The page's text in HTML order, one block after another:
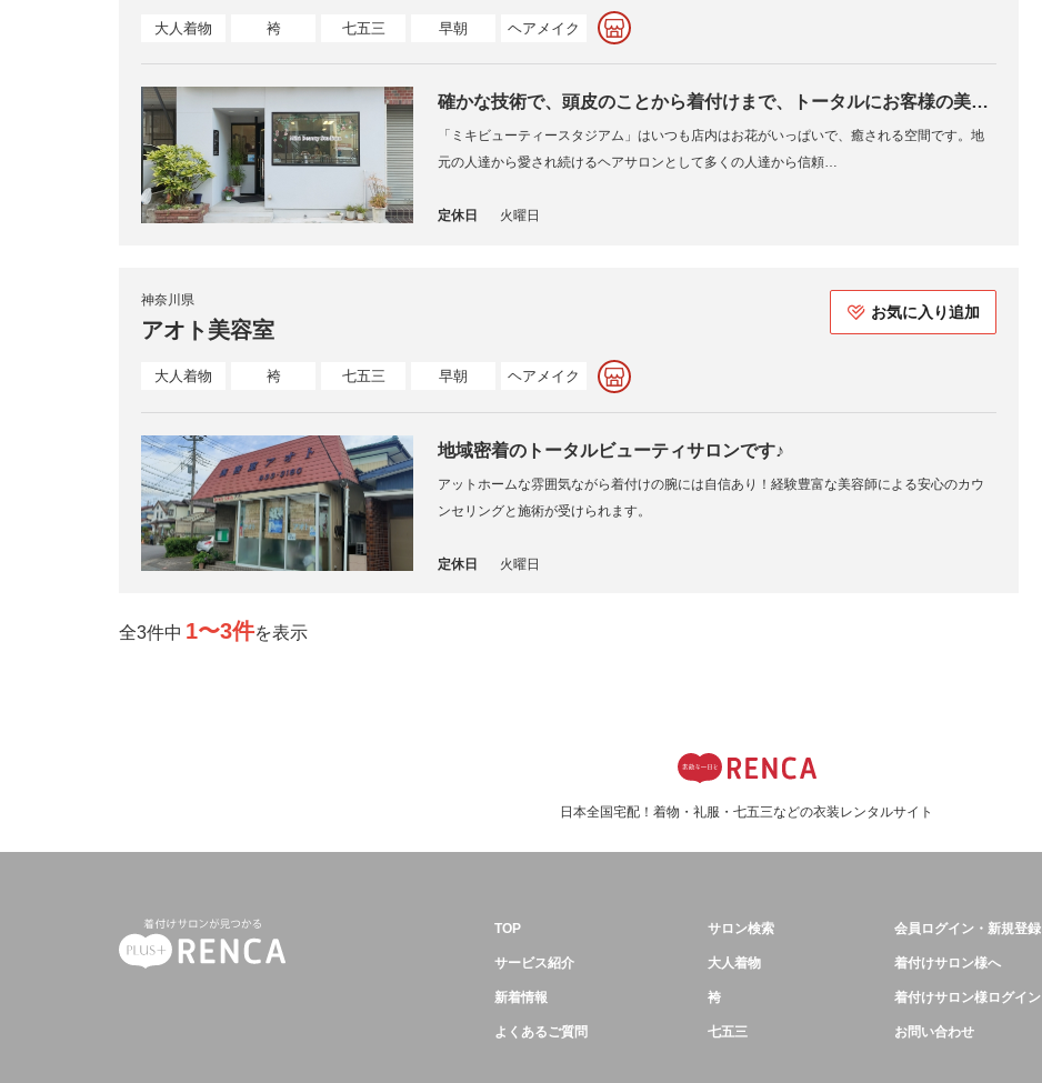
大人着物 袴 七五三 早朝 ヘアメイク
確かな技術で、頭皮のことから着付けまで、トータルにお客様の美の
お手伝いをさせていただきます。
「ミキビューティースタジアム」はいつも店内はお花がいっぱいで、癒される空間です。地
元の人達から愛され続けるヘアサロンとして多くの人達から信頼…
定休日 火曜日
神奈川県
アオト美容室
お気に入り追加
大人着物 袴 七五三 早朝 ヘアメイク
地域密着のトータルビューティサロンです♪
アットホームな雰囲気ながら着付けの腕には自信あり！経験豊富な美容師による安心のカウ
ンセリングと施術が受けられます。
定休日 火曜日
全3件中 1〜3件を表示
日本全国宅配！着物・礼服・七五三などの衣装レンタルサイト
TOP
サービス紹介
新着情報
よくあるご質問
サロン検索
大人着物
袴
七五三
会員ログイン・新規登録
着付けサロン様へ
着付けサロン様ログイン
お問い合わせ